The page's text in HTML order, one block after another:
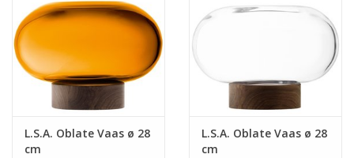
L.S.A. Oblate Vaas ø 28
cm
L.S.A. Oblate Vaas ø 28
cm